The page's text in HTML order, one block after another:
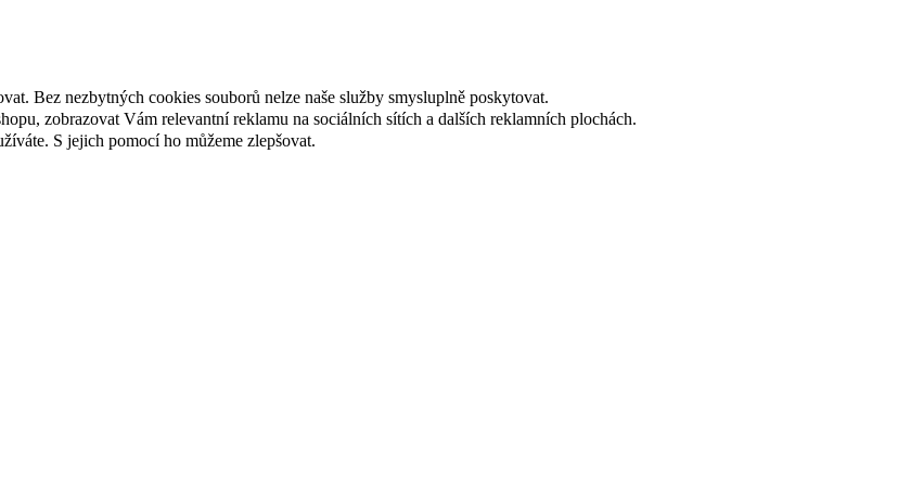
Bez nezbytných cookies souborů nelze naše služby smysluplně poskytovat.
zobrazovat Vám relevantní reklamu na sociálních sítích a dalších reklamních plochách.
S jejich pomocí ho můžeme zlepšovat.